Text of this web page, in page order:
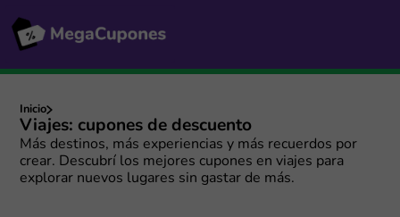
Inicio
Viajes: cupones de descuento
Más destinos, más experiencias y más recuerdos por
crear. Descubrí los mejores cupones en viajes para
explorar nuevos lugares sin gastar de más.